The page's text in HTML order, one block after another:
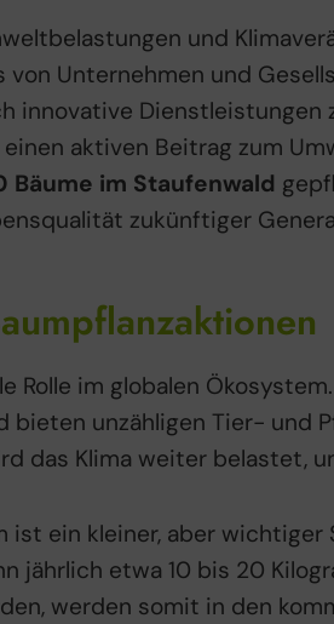
und
von Unternehmen und
innovative
aktiven Beitrag zum
Bäume im Staufenwald
zukünftiger
Rolle im globalen
bieten unzähligen Tier- und
das Klima weiter belastet,
ist ein kleiner, aber
jährlich etwa 10 bis 20
werden somit in den